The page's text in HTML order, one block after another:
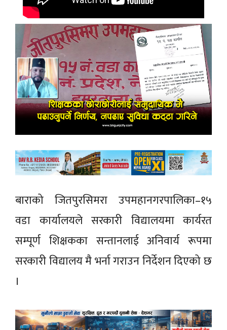
बाराको जितपुरसिमरा उपमहानगरपालिका–१५
वडा कार्यालयले सरकारी विद्यालयमा कार्यरत
सम्पूर्ण शिक्षकका सन्तानलाई अनिवार्य रूपमा
सरकारी विद्यालय मै भर्ना गराउन निर्देशन दिएको छ
।